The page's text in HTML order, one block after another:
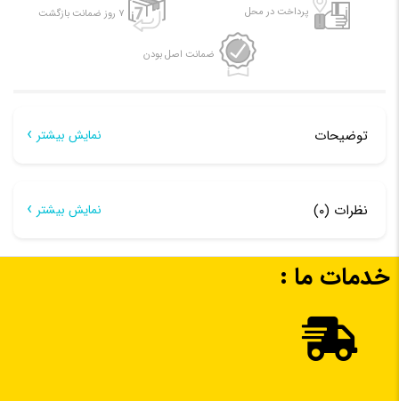
پرداخت در محل ۷ روز ضمانت بازگشت
ضمانت اصل بودن
توضیحات نمایش بیشتر
توضیحات
ژل محافظ تورچ جوشکاری MIG/MAG
ژل فوق دارای خواص ضد چسبندگی اسپاترهای حاصله از جوشکاری
به تورچ بوده و باعث جلوگیری از بسته شدن مجراهای عبور گاز
نظرات (۰) نمایش بیشتر
هیچ دیدگاهی برای این محصول نوشته نشده است.
اولین نفری باشید که دیدگاهی را ارسال می کنید برای “ژل
محافظ تورچ جوشکاری MIG/MAG”
نشانی ایمیل شما منتشر نخواهد شد.
خدمات ما :